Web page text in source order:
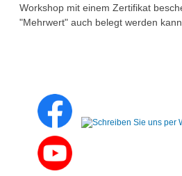
Workshop mit einem Zertifikat
"Mehrwert" auch belegt werden kann.